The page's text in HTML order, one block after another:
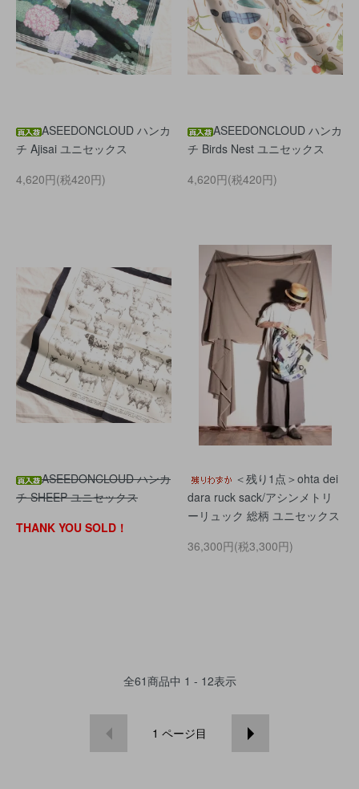
ASEEDONCLOUD ハンカ
チ Ajisai ユニセックス
4,620円(税420円)
ASEEDONCLOUD ハンカ
チ Birds Nest ユニセックス
4,620円(税420円)
ASEEDONCLOUD ハンカ
チ SHEEP ユニセックス
THANK YOU SOLD！
＜残り1点＞ohta dei
dara ruck sack/アシンメトリ
ーリュック 総柄 ユニセックス
36,300円(税3,300円)
全61商品中 1 - 12表示
1 ページ目